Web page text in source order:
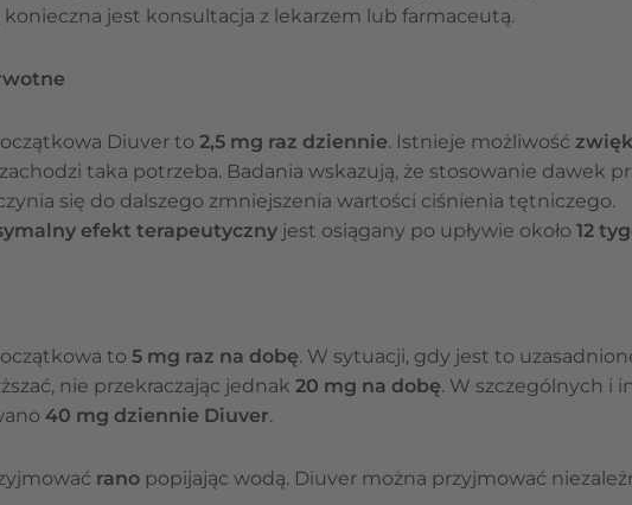
jest konsultacja z lekarzem lub farmaceutą.
Diuver to 2,5 mg raz dziennie. Istnieje możliwość
taka potrzeba. Badania wskazują, że stosowanie dawek
się do dalszego zmniejszenia wartości ciśnienia tętniczego.
efekt terapeutyczny jest osiągany po upływie około 12
to 5 mg raz na dobę. W sytuacji, gdy jest to
nie przekraczając jednak 20 mg na dobę. W szczególnych i
40 mg dziennie Diuver.
rano popijając wodą. Diuver można przyjmować